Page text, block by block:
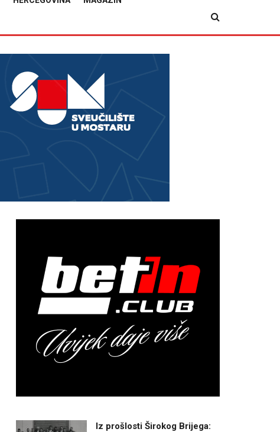
Iz prošlosti Širokog Brijega: